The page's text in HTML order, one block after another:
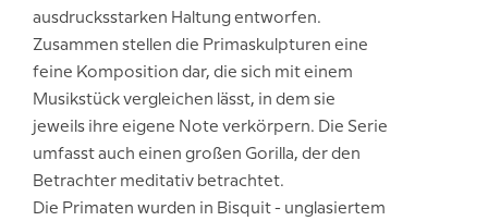
ausdrucksstarken Haltung entworfen.
Zusammen stellen die Primaskulpturen eine
feine Komposition dar, die sich mit einem
Musikstück vergleichen lässt, in dem sie
jeweils ihre eigene Note verkörpern. Die Serie
umfasst auch einen großen Gorilla, der den
Betrachter meditativ betrachtet.
Die Primaten wurden in Bisquit - unglasiertem